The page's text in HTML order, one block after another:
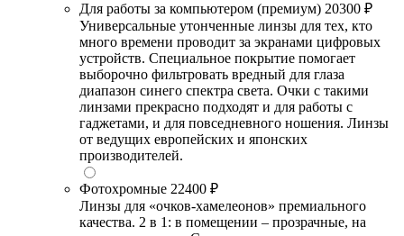
Для работы за компьютером (премиум) 20300 ₽
Универсальные утонченные линзы для тех, кто
много времени проводит за экранами цифровых
устройств. Специальное покрытие помогает
выборочно фильтровать вредный для глаза
диапазон синего спектра света. Очки с такими
линзами прекрасно подходят и для работы с
гаджетами, и для повседневного ношения. Линзы
от ведущих европейских и японских
производителей.
Фотохромные 22400 ₽
Линзы для «очков-хамелеонов» премиального
качества. 2 в 1: в помещении – прозрачные, на